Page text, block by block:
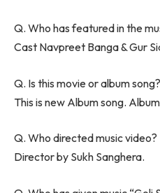
Q. Who has featured in the
Cast Navpreet Banga & Gur
Q. Is this movie or album song?
This is new Album song.
Q. Who directed music video?
Director by Sukh Sanghera.